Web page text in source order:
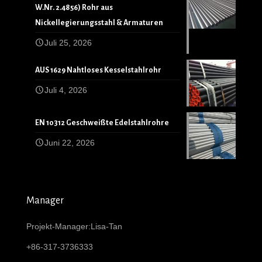
W.Nr. 2.4856) Rohr aus
Nickellegierungsstahl & Armaturen
Juli 25, 2026
AUS 1629 Nahtloses Kesselstahlrohr
Juli 4, 2026
EN 10312 Geschweißte Edelstahlrohre
Juni 22, 2026
Manager
Projekt-Manager:Lisa-Tan
+86-317-3736333